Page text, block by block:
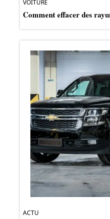
VOITURE
Comment effacer des
ACTU